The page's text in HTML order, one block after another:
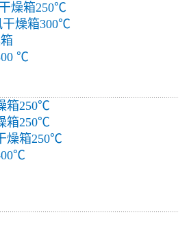
燥箱250℃
燥箱300℃
℃
箱250℃
箱250℃
燥箱250℃